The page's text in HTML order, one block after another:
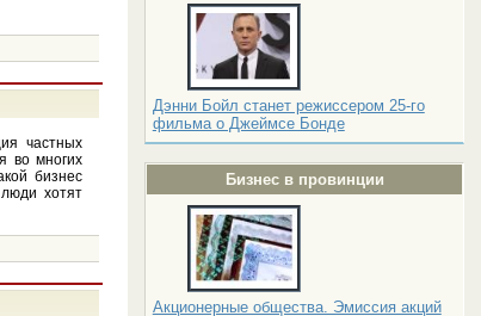
Дэнни Бойл станет режиссером 25-го
фильма о Джеймсе Бонде
Бизнес в провинции
Акционерные общества. Эмиссия акций
частных
во многих
бизнес
хотят